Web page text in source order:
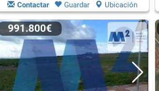
Contactar Guardar Ubicación
991.800€